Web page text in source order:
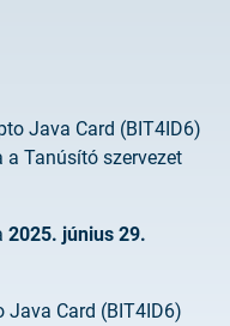
Java Card (BIT4ID6)
Tanúsító szervezet
2025. június 29.
Java Card (BIT4ID6)